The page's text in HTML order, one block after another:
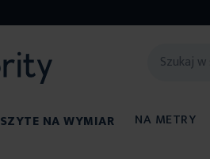
SZYTE NA WYMIAR NA METRY